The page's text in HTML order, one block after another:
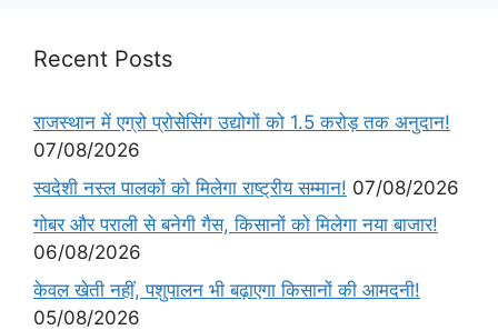
Recent Posts
राजस्थान में एग्रो प्रोसेसिंग उद्योगों को 1.5 करोड़ तक अनुदान!
07/08/2026
स्वदेशी नस्ल पालकों को मिलेगा राष्ट्रीय सम्मान! 07/08/2026
गोबर और पराली से बनेगी गैस, किसानों को मिलेगा नया बाजार!
06/08/2026
केवल खेती नहीं, पशुपालन भी बढ़ाएगा किसानों की आमदनी!
05/08/2026